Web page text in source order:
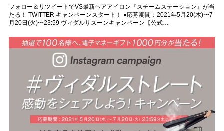
フォロー＆リツイートでVS最新ヘアアイロン『スチームステーション』が当
たる！ TWITTER キャンペーンスタート！ ●応募期間：2021年5月20(木)〜7
月20日(火)〜23:59 ヴィダルサスーンキャンペーン【公式…